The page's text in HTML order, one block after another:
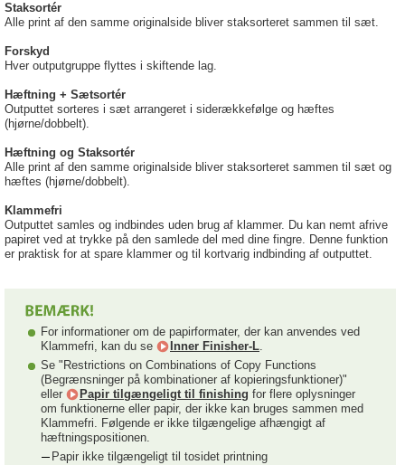
Staksortér
Alle print af den samme originalside bliver staksorteret sammen til sæt.
Forskyd
Hver outputgruppe flyttes i skiftende lag.
Hæftning + Sætsortér
Outputtet sorteres i sæt arrangeret i siderækkefølge og hæftes
(hjørne/dobbelt).
Hæftning og Staksortér
Alle print af den samme originalside bliver staksorteret sammen til sæt og
hæftes (hjørne/dobbelt).
Klammefri
Outputtet samles og indbindes uden brug af klammer. Du kan nemt afrive
papiret ved at trykke på den samlede del med dine fingre. Denne funktion
er praktisk for at spare klammer og til kortvarig indbinding af outputtet.
For informationer om de papirformater, der kan anvendes ved
Klammefri, kan du se
Inner Finisher-L.
Se "Restrictions on Combinations of Copy Functions
(Begrænsninger på kombinationer af kopieringsfunktioner)"
eller
Papir tilgængeligt til finishing for flere oplysninger
om funktionerne eller papir, der ikke kan bruges sammen med
Klammefri. Følgende er ikke tilgængelige afhængigt af
hæftningspositionen.
Papir ikke tilgængeligt til tosidet printning